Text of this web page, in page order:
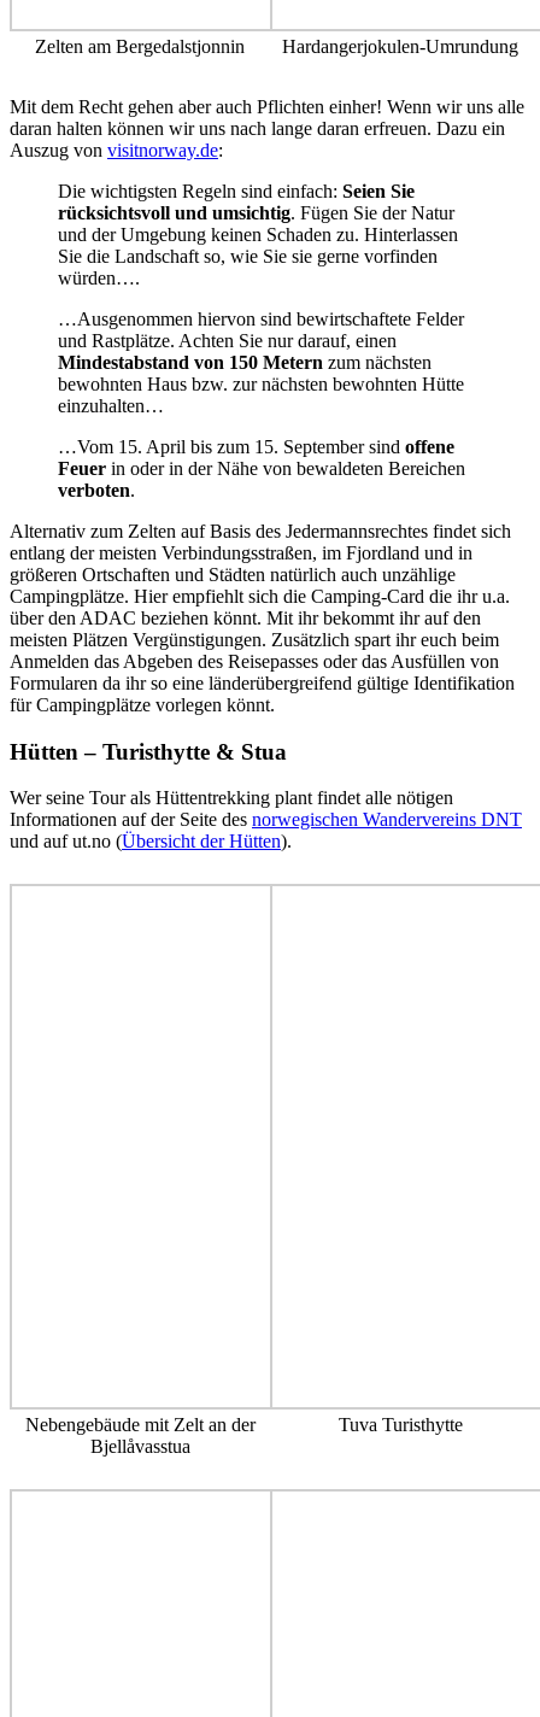
Zelten am Bergedalstjonnin Hardangerjokulen-Umrundung
Mit dem Recht gehen aber auch Pflichten einher! Wenn wir uns alle
daran halten können wir uns nach lange daran erfreuen. Dazu ein
Auszug von visitnorway.de:
Die wichtigsten Regeln sind einfach: Seien Sie
rücksichtsvoll und umsichtig. Fügen Sie der Natur
und der Umgebung keinen Schaden zu. Hinterlassen
Sie die Landschaft so, wie Sie sie gerne vorfinden
würden….
…Ausgenommen hiervon sind bewirtschaftete Felder
und Rastplätze. Achten Sie nur darauf, einen
Mindestabstand von 150 Metern zum nächsten
bewohnten Haus bzw. zur nächsten bewohnten Hütte
einzuhalten…
…Vom 15. April bis zum 15. September sind offene
Feuer in oder in der Nähe von bewaldeten Bereichen
verboten.
Alternativ zum Zelten auf Basis des Jedermannsrechtes findet sich
entlang der meisten Verbindungsstraßen, im Fjordland und in
größeren Ortschaften und Städten natürlich auch unzählige
Campingplätze. Hier empfiehlt sich die Camping-Card die ihr u.a.
über den ADAC beziehen könnt. Mit ihr bekommt ihr auf den
meisten Plätzen Vergünstigungen. Zusätzlich spart ihr euch beim
Anmelden das Abgeben des Reisepasses oder das Ausfüllen von
Formularen da ihr so eine länderübergreifend gültige Identifikation
für Campingplätze vorlegen könnt.
Hütten – Turisthytte & Stua
Wer seine Tour als Hüttentrekking plant findet alle nötigen
Informationen auf der Seite des norwegischen Wandervereins DNT
und auf ut.no (Übersicht der Hütten).
Nebengebäude mit Zelt an der
Bjellåvasstua
Tuva Turisthytte